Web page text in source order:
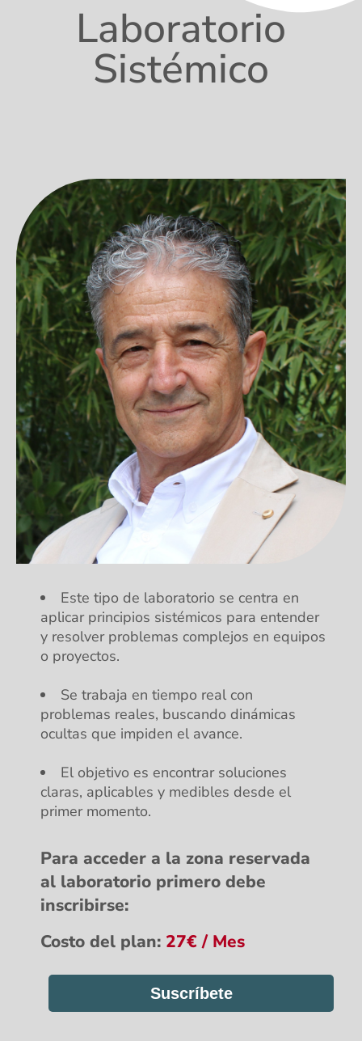
Laboratorio
Sistémico
Este tipo de laboratorio se centra en
aplicar principios sistémicos para entender
y resolver problemas complejos en equipos
o proyectos.
Se trabaja en tiempo real con
problemas reales, buscando dinámicas
ocultas que impiden el avance.
El objetivo es encontrar soluciones
claras, aplicables y medibles desde el
primer momento.
Para acceder a la zona reservada
al laboratorio primero debe
inscribirse:
Costo del plan: 27€ / Mes
Suscríbete